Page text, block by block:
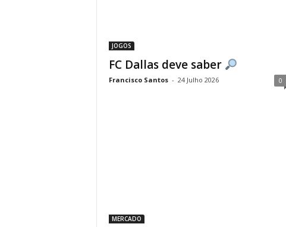
JOGOS
FC Dallas deve saber
Francisco Santos - 24 Julho 2026 0
MERCADO